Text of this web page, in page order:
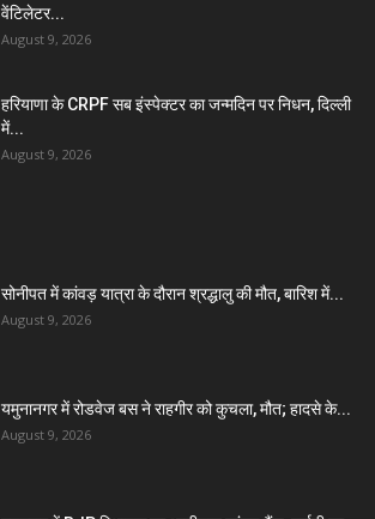
वेंटिलेटर...
August 9, 2026
हरियाणा के CRPF सब इंस्पेक्टर का जन्मदिन पर निधन, दिल्ली
में...
August 9, 2026
सोनीपत में कांवड़ यात्रा के दौरान श्रद्धालु की मौत, बारिश में...
August 9, 2026
यमुनानगर में रोडवेज बस ने राहगीर को कुचला, मौत; हादसे के...
August 9, 2026